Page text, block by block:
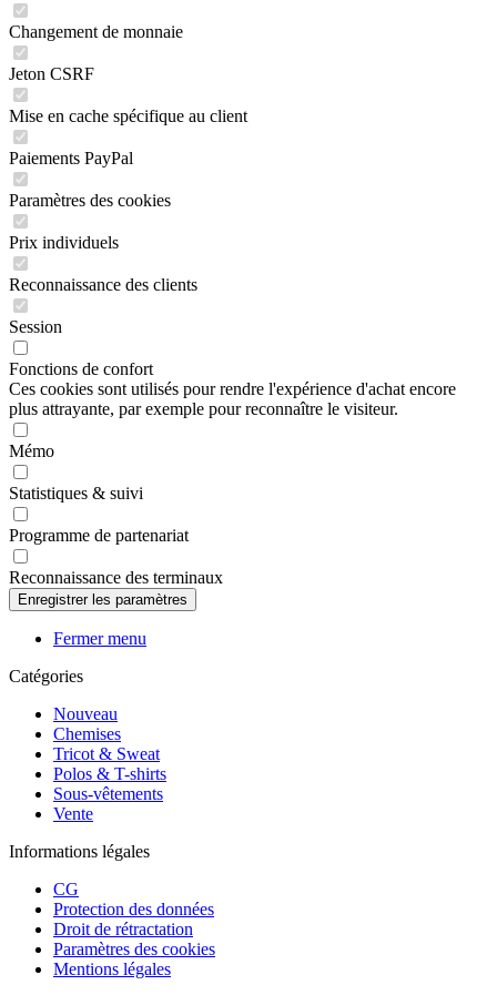
Changement de monnaie
Jeton CSRF
Mise en cache spécifique au client
Paiements PayPal
Paramètres des cookies
Prix individuels
Reconnaissance des clients
Session
Fonctions de confort
Ces cookies sont utilisés pour rendre l'expérience d'achat encore
plus attrayante, par exemple pour reconnaître le visiteur.
Mémo
Statistiques & suivi
Programme de partenariat
Reconnaissance des terminaux
Fermer menu
Catégories
Nouveau
Chemises
Tricot & Sweat
Polos & T-shirts
Sous-vêtements
Vente
Informations légales
CG
Protection des données
Droit de rétractation
Paramètres des cookies
Mentions légales